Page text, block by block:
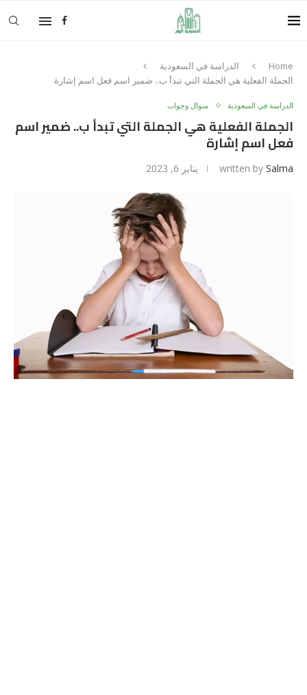
Home
الدراسة في السعودية
الجملة الفعلية هي الجملة التي تبدأ ب.. ضمير اسم فعل اسم إشارة
الدراسة في السعودية سوال وجواب
الجملة الفعلية هي الجملة التي تبدأ ب.. ضمير اسم
فعل اسم إشارة
written by Salma يناير 6, 2023